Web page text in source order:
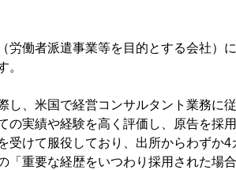
働者派遣事業等を目的とする会社）
。
、米国で経営コンサルタント業務に
の実績や経験を高く評価し、原告を採
受けて服役しており、出所からわずか
「重要な経歴をいつわり採用された場